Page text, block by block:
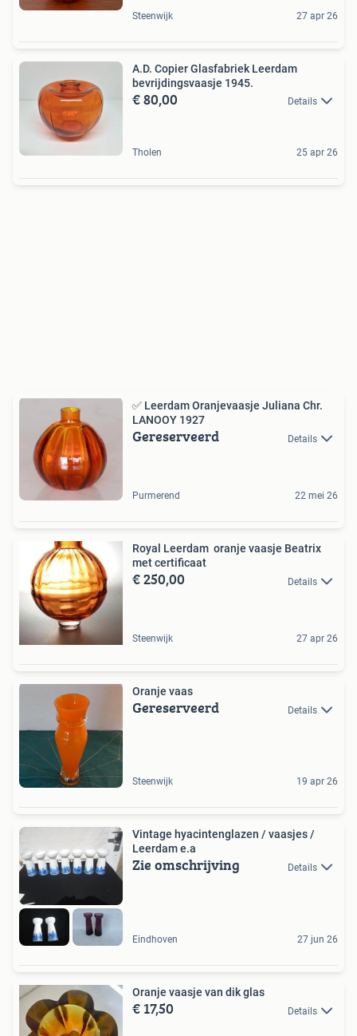
Steenwijk 27 apr 26
A.D. Copier Glasfabriek Leerdam
bevrijdingsvaasje 1945.
€ 80,00 Details
Tholen 25 apr 26
✅ Leerdam Oranjevaasje Juliana Chr.
LANOOY 1927
Gereserveerd Details
Purmerend 22 mei 26
Royal Leerdam oranje vaasje Beatrix
met certificaat
€ 250,00 Details
Steenwijk 27 apr 26
Oranje vaas
Gereserveerd Details
Steenwijk 19 apr 26
Vintage hyacintenglazen / vaasjes /
Leerdam e.a
Zie omschrijving Details
Eindhoven 27 jun 26
Oranje vaasje van dik glas
€ 17,50 Details